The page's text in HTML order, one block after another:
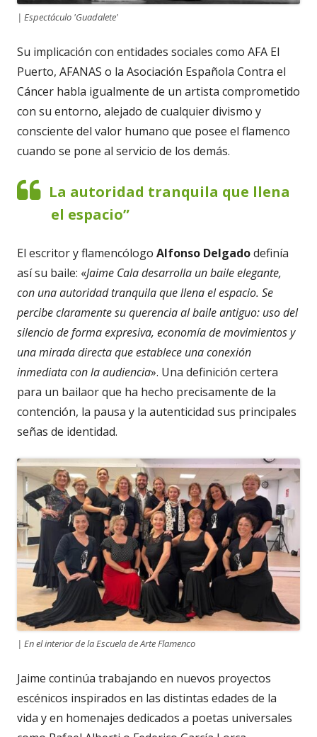
| Espectáculo 'Guadalete'
Su implicación con entidades sociales como AFA El
Puerto, AFANAS o la Asociación Española Contra el
Cáncer habla igualmente de un artista comprometido
con su entorno, alejado de cualquier divismo y
consciente del valor humano que posee el flamenco
cuando se pone al servicio de los demás.
La autoridad tranquila que llena
el espacio”
El escritor y flamencólogo Alfonso Delgadodefinía
así su baile: «Jaime Cala desarrolla un baile elegante,
con una autoridad tranquila que llena el espacio. Se
percibe claramente su querencia al baile antiguo: uso del
silencio de forma expresiva, economía de movimientos y
una mirada directa que establece una conexión
inmediata con la audiencia». Una definición certera
para un bailaor que ha hecho precisamente de la
contención, la pausa y la autenticidad sus principales
señas de identidad.
| En el interior de la Escuela de Arte Flamenco
Jaime continúa trabajando en nuevos proyectos
escénicos inspirados en las distintas edades de la
vida y en homenajes dedicados a poetas universales